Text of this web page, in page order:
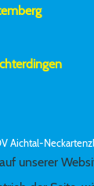
Aichtal-
unserer